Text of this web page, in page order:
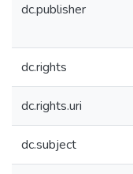
dc.publisher
dc.rights
dc.rights.uri
dc.subject